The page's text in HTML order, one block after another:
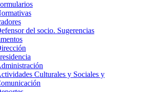
del socio. Sugerencias
Culturales y Sociales y